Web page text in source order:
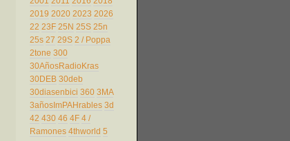
2019 2020 2023 2026
22 23F 25N 25S 25n
25s 27 29S 2 / Poppa
2tone 300
30AñosRadioKras
30DEB 30deb
30diasenbici 360 3MA
3añosImPAHrables 3d
42 430 46 4F 4 /
Ramones 4thworld 5